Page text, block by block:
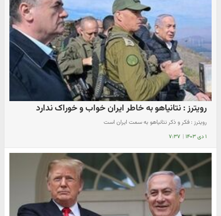
رویترز : نتانیاهو به خاطر ایران خواب و خوراک ندارد
رویترز : فکر و ذکر نتانیاهو به سمت ایران است
۱ دی ۱۴۰۳ | ۷:۳۷